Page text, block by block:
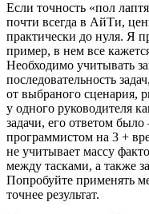
Если точность «пол
почти всегда в АйТи,
практически до нуля. Я
пример, в нем все
Необходимо учитывать
последовательность
от выбраного сценария,
у одного руководителя
задачи, его ответом
программистом на 3 +
не учитывает массу
между тасками, а также
Попробуйте применять
точнее результат.